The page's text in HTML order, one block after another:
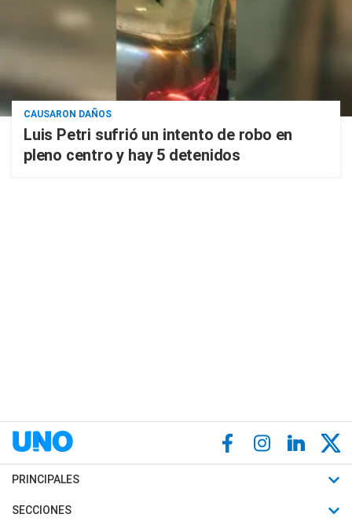
CAUSARON DAÑOS
Luis Petri sufrió un intento de robo en
pleno centro y hay 5 detenidos
PRINCIPALES
Últimas Noticias
SECCIONES